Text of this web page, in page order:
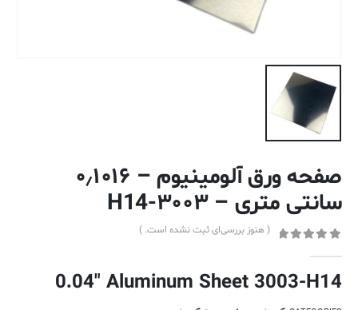
صفحه ورق آلومینیوم – ۰٫۱۰۱۶
سانتی متری – ۳۰۰۳-H14
( هنوز بررسی‌ای ثبت نشده است. )
0.04″ Aluminum Sheet 3003-H14